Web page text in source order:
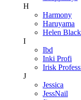
H
Harmony
Haruyama
Helen Black
I
Ibd
Inki Profi
Irisk
J
Jessica
JessNail